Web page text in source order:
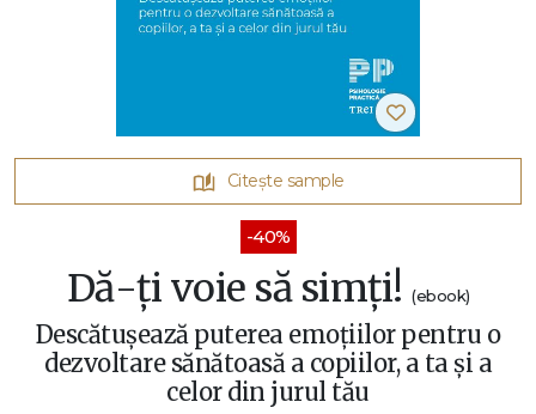
Citește sample
-40%
Dă-ți voie să simți! (ebook)
Descătușează puterea emoțiilor pentru o
dezvoltare sănătoasă a copiilor, a ta și a
celor din jurul tău